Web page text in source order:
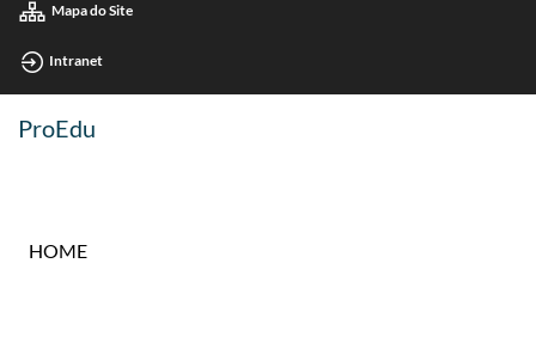
Mapa do Site
Intranet
ProEdu
HOME